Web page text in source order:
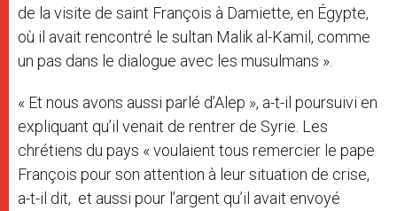
de la visite de saint François à Damiette, en Égypte,
où il avait rencontré le sultan Malik al-Kamil, comme
un pas dans le dialogue avec les musulmans ».
« Et nous avons aussi parlé d’Alep », a-t-il poursuivi en
expliquant qu’il venait de rentrer de Syrie. Les
chrétiens du pays « voulaient tous remercier le pape
François pour son attention à leur situation de crise,
a-t-il dit, et aussi pour l’argent qu’il avait envoyé